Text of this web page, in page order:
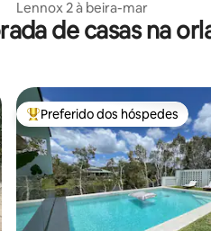
Lennox 2 à beira-mar
de casas na
Entre os melhores preferidos
Preferido dos hóspedes